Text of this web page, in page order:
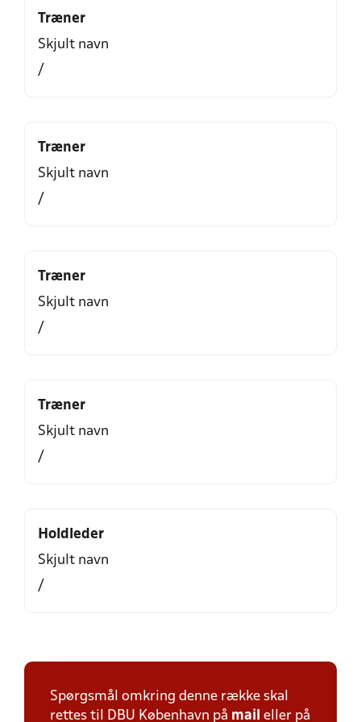
Træner
Skjult navn
/
Træner
Skjult navn
/
Træner
Skjult navn
/
Træner
Skjult navn
/
Holdleder
Skjult navn
/
Spørgsmål omkring denne række skal
rettes til DBU København på mail eller på